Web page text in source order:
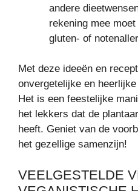
andere
rekening mee
gluten- of
Met deze ideeën en
onvergetelijke en
Het is een feestelijke
het lekkers dat de
heeft. Geniet van de
het gezellige samenzijn!
VEELGESTELDE